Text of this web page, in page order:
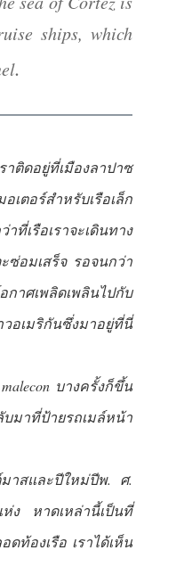
ships, which
.
ติดอยู่ที่เมืองลาปาซ
เตอร์สำหรับเรือเล็ก
ที่เรือเราจะเดินทาง
ซ่อมเสร็จ รอจนกว่า
กาศเพลิดเพลินไปกับ
วอเมริกันซึ่งมาอยู่ที่นี่
บางครั้งก็ขึ้น
บมาที่ป้ายรถเมล์หน้า
มาสและปีใหม่ปีพ. ศ.
ห่ง หาดเหล่านี้เป็นที่
ท้องเรือ เราได้เห็น